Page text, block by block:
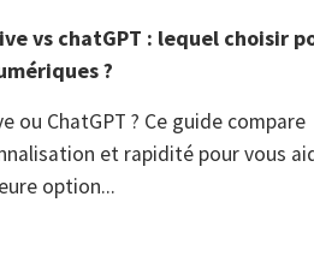
vs chatGPT : lequel choisir
?
ou ChatGPT ? Ce guide compare
et rapidité pour vous
option...